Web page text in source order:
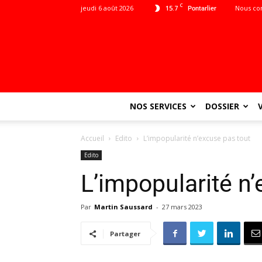
15.7 C Pontarlier
jeudi 6 août 2026 Nous
NOS SERVICES DOSSIER
Accueil Edito L’impopularité n’excuse pas tout
Edito
L’impopularité
Par Martin Saussard - 27 mars 2023
Partager